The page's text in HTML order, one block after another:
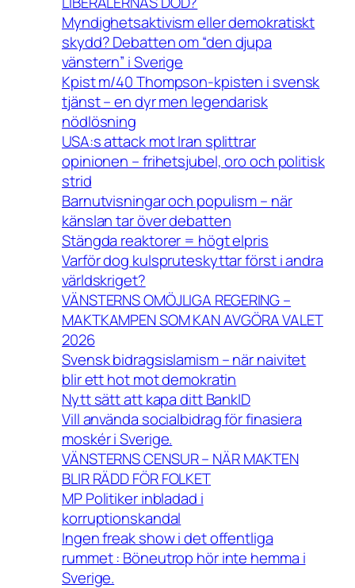
Myndighetsaktivism eller demokratiskt
skydd? Debatten om “den djupa
vänstern” i Sverige
Kpist m/40 Thompson-kpisten i svensk
tjänst – en dyr men legendarisk
nödlösning
USA:s attack mot Iran splittrar
opinionen – frihetsjubel, oro och politisk
strid
Barnutvisningar och populism – när
känslan tar över debatten
Stängda reaktorer = högt elpris
Varför dog kulspruteskyttar först i andra
världskriget?
VÄNSTERNS OMÖJLIGA REGERING –
MAKTKAMPEN SOM KAN AVGÖRA VALET
2026
Svensk bidragsislamism – när naivitet
blir ett hot mot demokratin
Nytt sätt att kapa ditt BankID
Vill använda socialbidrag för finasiera
moskér i Sverige.
VÄNSTERNS CENSUR – NÄR MAKTEN
BLIR RÄDD FÖR FOLKET
MP Politiker inbladad i
korruptionskandal
Ingen freak show i det offentliga
rummet : Böneutrop hör inte hemma i
Sverige.